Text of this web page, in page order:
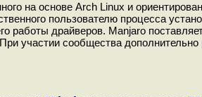
на основе Arch Linux и
пользователю процесса
работы драйверов. Manjaro
участии сообщества дополнительно